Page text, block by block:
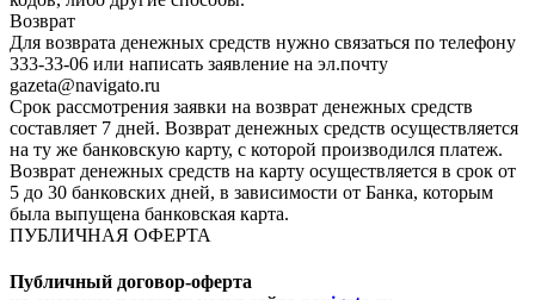
Возврат
Для возврата денежных средств нужно связаться по телефону
333-33-06 или написать заявление на эл.почту
gazeta@navigato.ru
Срок рассмотрения заявки на возврат денежных средств
составляет 7 дней. Возврат денежных средств осуществляется
на ту же банковскую карту, с которой производился платеж.
Возврат денежных средств на карту осуществляется в срок от
5 до 30 банковских дней, в зависимости от Банка, которым
была выпущена банковская карта.
ПУБЛИЧНАЯ ОФЕРТА
Публичный договор-оферта